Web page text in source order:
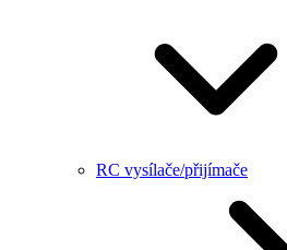
RC vysílače/přijímače